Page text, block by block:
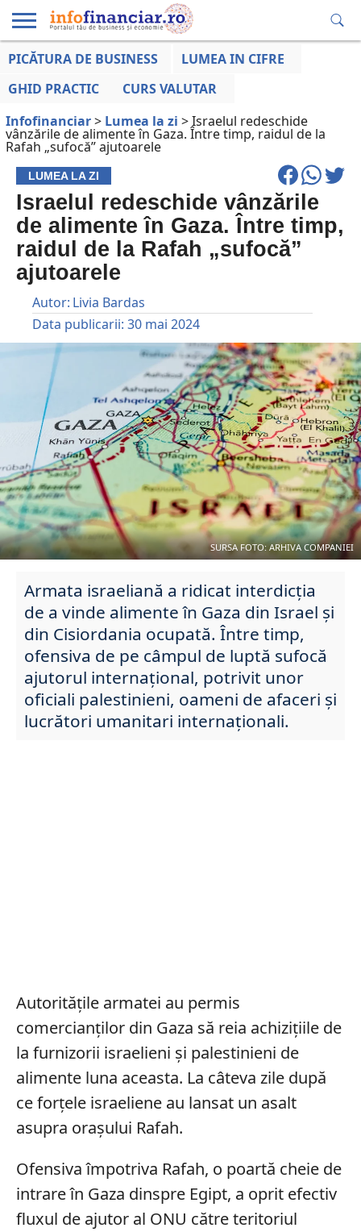
EDUCAȚIE
LA ZI
AFACERILOR
PICĂTURA DE BUSINESS
LUMEA IN CIFRE
GHID PRACTIC
CURS VALUTAR
Infofinanciar> Lumea la zi >Israelul redeschide
vânzările de alimente în Gaza. Între timp, raidul de la
Rafah „sufocă” ajutoarele
LUMEA LA ZI
Israelul redeschide vânzările
de alimente în Gaza. Între timp,
raidul de la Rafah „sufocă”
ajutoarele
Autor: Livia Bardas
Data publicarii: 30 mai 2024
SURSA FOTO: ARHIVA COMPANIEI
Armata israeliană a ridicat interdicția
de a vinde alimente în Gaza din Israel și
din Cisiordania ocupată. Între timp,
ofensiva de pe câmpul de luptă sufocă
ajutorul internațional, potrivit unor
oficiali palestinieni, oameni de afaceri și
lucrători umanitari internaționali.
Autoritățile armatei au permis
comercianților din Gaza să reia achizițiile de
la furnizorii israelieni și palestinieni de
alimente luna aceasta. La câteva zile după
ce forțele israeliene au lansat un asalt
asupra orașului Rafah.
Ofensiva împotriva Rafah, o poartă cheie de
intrare în Gaza dinspre Egipt, a oprit efectiv
fluxul de ajutor al ONU către teritoriul